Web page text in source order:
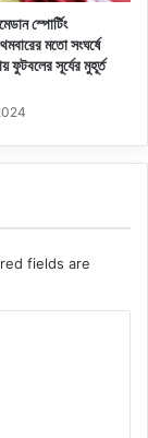
স্পোর্টিং
মতো সংঘর্ষে
ফুটবলের সূর্যের মুহূর্ত
fields are